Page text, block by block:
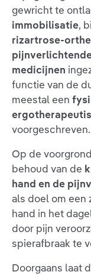
gewricht te
immobilisatie,
rizartrose-
medicijnen
functie van de
meestal een
voorgeschreven.
Op de
behoud van de
hand en de
als doel om een
hand in het
door pijn
spierafbraak te
Doorgaans laat